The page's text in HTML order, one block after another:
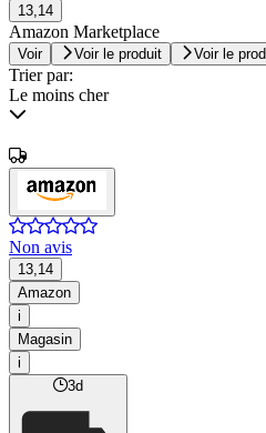
13,14
Amazon Marketplace
Voir Voir le produit Voir le
Trier par:
Le moins cher
Non avis
13,14
Amazon
i
Magasin
i
3d